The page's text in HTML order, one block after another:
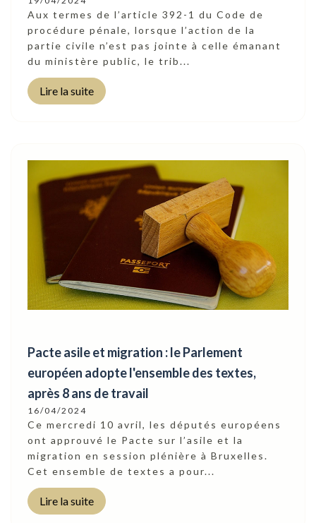
Aux termes de l’article 392-1 du Code de
procédure pénale, lorsque l’action de la
partie civile n’est pas jointe à celle émanant
du ministère public, le trib...
Lire la suite
Pacte asile et migration : le Parlement
européen adopte l'ensemble des textes,
après 8 ans de travail
16/04/2024
Ce mercredi 10 avril, les députés européens
ont approuvé le Pacte sur l’asile et la
migration en session plénière à Bruxelles.
Cet ensemble de textes a pour...
Lire la suite